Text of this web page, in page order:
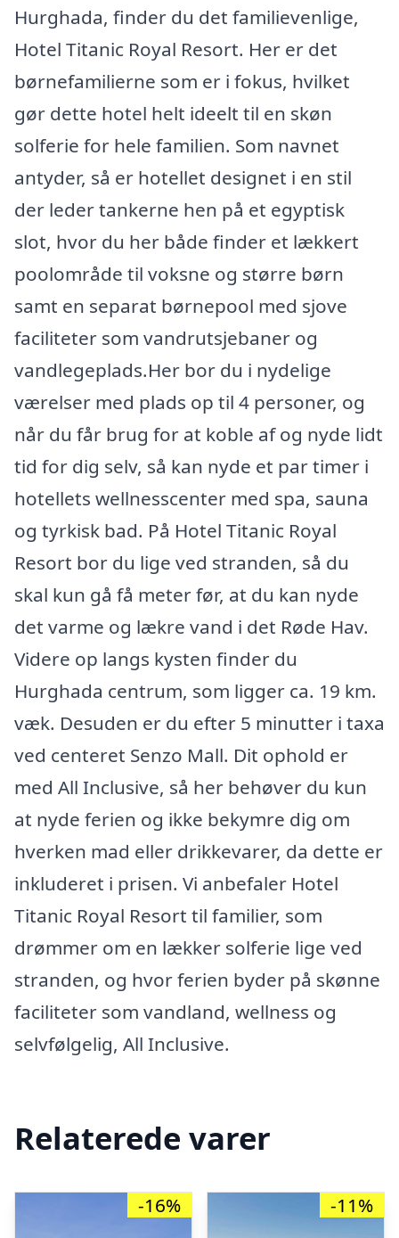
Hurghada, finder du det familievenlige,
Hotel Titanic Royal Resort. Her er det
børnefamilierne som er i fokus, hvilket
gør dette hotel helt ideelt til en skøn
solferie for hele familien. Som navnet
antyder, så er hotellet designet i en stil
der leder tankerne hen på et egyptisk
slot, hvor du her både finder et lækkert
poolområde til voksne og større børn
samt en separat børnepool med sjove
faciliteter som vandrutsjebaner og
vandlegeplads.Her bor du i nydelige
værelser med plads op til 4 personer, og
når du får brug for at koble af og nyde lidt
tid for dig selv, så kan nyde et par timer i
hotellets wellnesscenter med spa, sauna
og tyrkisk bad. På Hotel Titanic Royal
Resort bor du lige ved stranden, så du
skal kun gå få meter før, at du kan nyde
det varme og lækre vand i det Røde Hav.
Videre op langs kysten finder du
Hurghada centrum, som ligger ca. 19 km.
væk. Desuden er du efter 5 minutter i taxa
ved centeret Senzo Mall. Dit ophold er
med All Inclusive, så her behøver du kun
at nyde ferien og ikke bekymre dig om
hverken mad eller drikkevarer, da dette er
inkluderet i prisen. Vi anbefaler Hotel
Titanic Royal Resort til familier, som
drømmer om en lækker solferie lige ved
stranden, og hvor ferien byder på skønne
faciliteter som vandland, wellness og
selvfølgelig, All Inclusive.
Relaterede varer
-16% -11%